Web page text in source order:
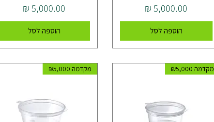
מחיר
הוספה לסל
מחיר
הוספה לסל
מקדמה ₪5,000 מקדמה ₪5,000